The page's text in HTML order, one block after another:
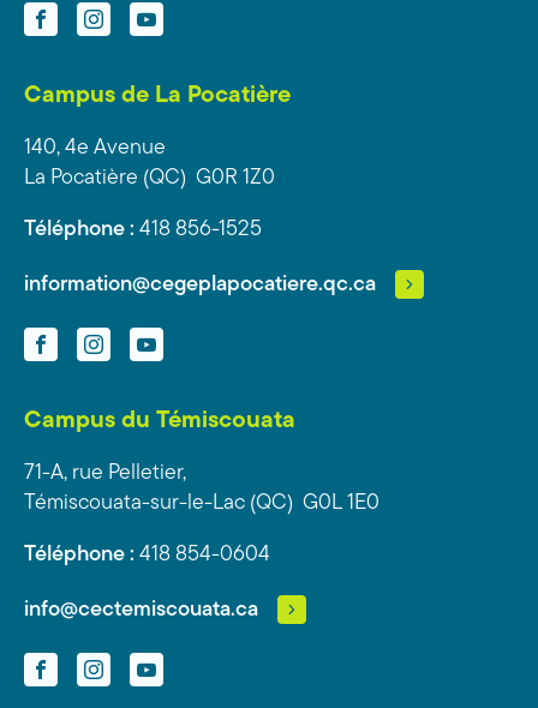
FacebookInstagramYouTube
Campus de La Pocatière
140, 4e Avenue
La Pocatière (QC) G0R 1Z0
Téléphone : 418 856-1525
information@cegeplapocatiere.qc.ca
FacebookInstagramYouTube
Campus du Témiscouata
71-A, rue Pelletier,
Témiscouata-sur-le-Lac (QC) G0L 1E0
Téléphone : 418 854-0604
info@cectemiscouata.ca
FacebookInstagramYouTube